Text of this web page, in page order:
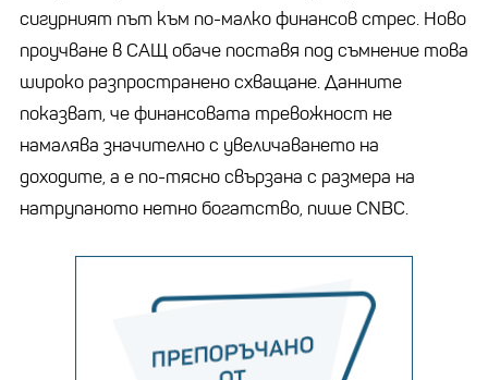
сигурният път към по-малко финансов стрес. Ново
проучване в САЩ обаче поставя под съмнение това
широко разпространено схващане. Данните
показват, че финансовата тревожност не
намалява значително с увеличаването на
доходите, а е по-тясно свързана с размера на
натрупаното нетно богатство, пише CNBC.